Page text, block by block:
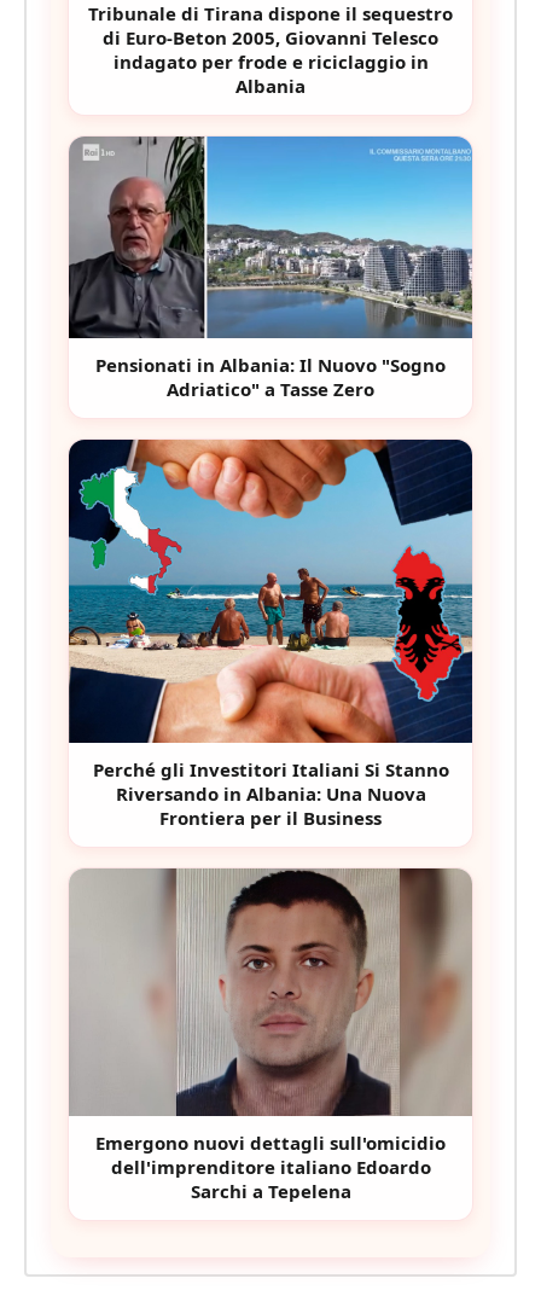
Tribunale di Tirana dispone il sequestro
di Euro-Beton 2005, Giovanni Telesco
indagato per frode e riciclaggio in
Albania
Pensionati in Albania: Il Nuovo "Sogno
Adriatico" a Tasse Zero
Perché gli Investitori Italiani Si Stanno
Riversando in Albania: Una Nuova
Frontiera per il Business
Emergono nuovi dettagli sull'omicidio
dell'imprenditore italiano Edoardo
Sarchi a Tepelena